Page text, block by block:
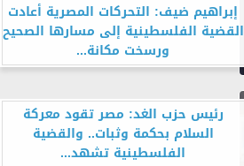
إبراهيم ضيف: التحركات المصرية أعادت
القضية الفلسطينية إلى مسارها الصحيح
ورسخت مكانة...
رئيس حزب الغد: مصر تقود معركة
السلام بحكمة وثبات.. والقضية
الفلسطينية تشهد...